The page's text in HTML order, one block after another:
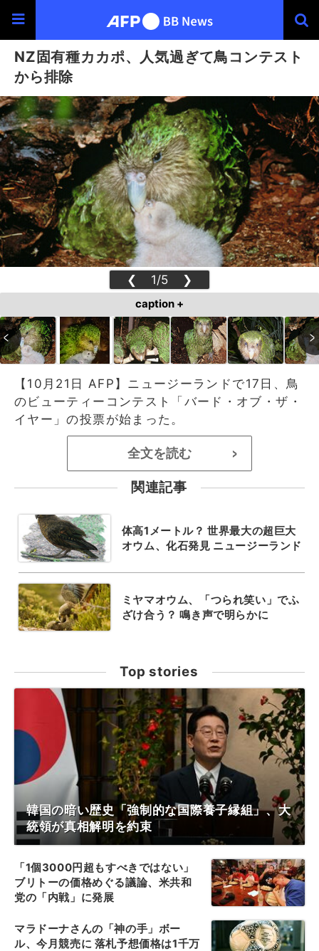
NZ固有種カカポ、人気過ぎて鳥コンテスト
から排除
❮ 1/5 ❯
caption +
【10月21日 AFP】ニュージーランドで17日、鳥
のビューティーコンテスト「バード・オブ・ザ・
イヤー」の投票が始まった。
全文を読む >
関連記事
体高1メートル？ 世界最大の超巨大
オウム、化石発見 ニュージーランド
ミヤマオウム、「つられ笑い」でふ
ざけ合う？ 鳴き声で明らかに
Top stories
韓国の暗い歴史「強制的な国際養子縁組」、大
統領が真相解明を約束
「1個3000円超もすべきではない」
ブリトーの価格めぐる議論、米共和
党の「内戦」に発展
マラドーナさんの「神の手」ボー
ル、今月競売に 落札予想価格は1千万